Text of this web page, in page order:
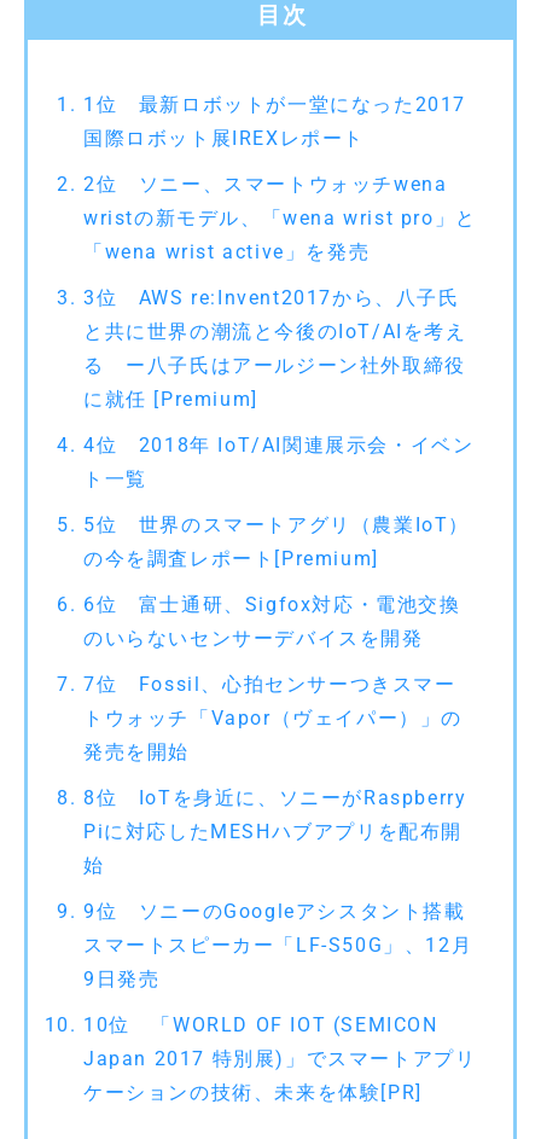
目次
1位 最新ロボットが一堂になった2017
国際ロボット展IREXレポート
2位 ソニー、スマートウォッチwena
wristの新モデル、「wena wrist pro」と
「wena wrist active」を発売
3位 AWS re:Invent2017から、八子氏
と共に世界の潮流と今後のIoT/AIを考え
る ー八子氏はアールジーン社外取締役
に就任 [Premium]
4位 2018年 IoT/AI関連展示会・イベン
ト一覧
5位 世界のスマートアグリ（農業IoT）
の今を調査レポート[Premium]
6位 富士通研、Sigfox対応・電池交換
のいらないセンサーデバイスを開発
7位 Fossil、心拍センサーつきスマー
トウォッチ「Vapor（ヴェイパー）」の
発売を開始
8位 IoTを身近に、ソニーがRaspberry
Piに対応したMESHハブアプリを配布開
始
9位 ソニーのGoogleアシスタント搭載
スマートスピーカー「LF-S50G」、12月
9日発売
10位 「WORLD OF IOT (SEMICON
Japan 2017 特別展)」でスマートアプリ
ケーションの技術、未来を体験[PR]